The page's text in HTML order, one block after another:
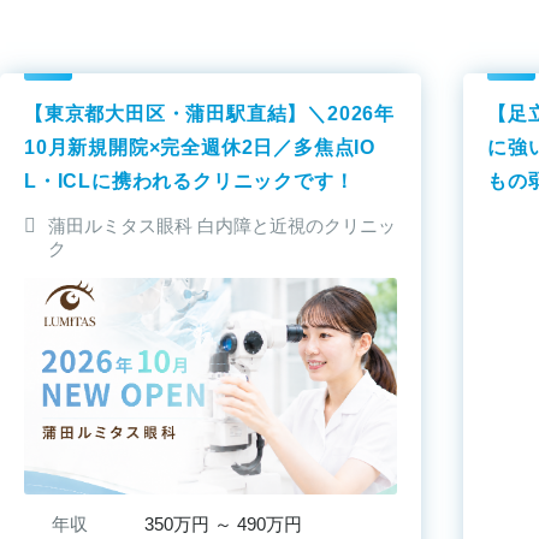
【東京都大田区・蒲田駅直結】＼2026年
10月新規開院×完全週休2日／多焦点IO
L・ICLに携われるクリニックです！
蒲田ルミタス眼科 白内障と近視のクリニッ
ク
年収 350万円 ～ 490万円
【
に強
もの